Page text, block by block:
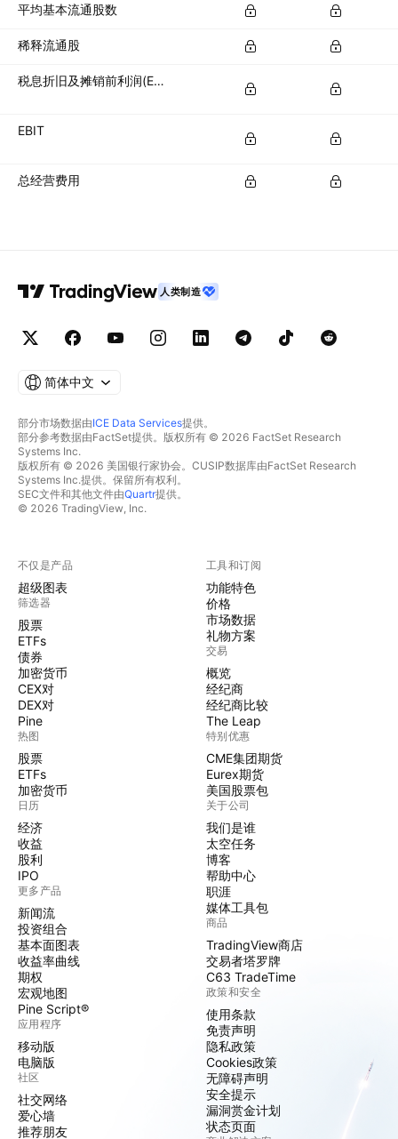
平均基本流通股数
稀释流通股
税息折旧及摊销前利润(EBITDA)
EBIT
总经营费用
人类制造
简体中文
部分市场数据由ICE Data Services提供。
部分参考数据由FactSet提供。版权所有 © 2026 FactSet Research
Systems Inc.
版权所有 © 2026 美国银行家协会。CUSIP数据库由FactSet Research
Systems Inc.提供。保留所有权利。
SEC文件和其他文件由Quartr提供。
© 2026 TradingView, Inc.
不仅是产品
超级图表
筛选器
股票
ETFs
债券
加密货币
CEX对
DEX对
Pine
热图
股票
ETFs
加密货币
日历
经济
收益
股利
IPO
更多产品
新闻流
投资组合
基本面图表
收益率曲线
期权
宏观地图
Pine Script®
应用程序
移动版
电脑版
社区
社交网络
爱心墙
推荐朋友
工具和订阅
功能特色
价格
市场数据
礼物方案
交易
概览
经纪商
经纪商比较
The Leap
特别优惠
CME集团期货
Eurex期货
美国股票包
关于公司
我们是谁
太空任务
博客
帮助中心
职涯
媒体工具包
商品
TradingView商店
交易者塔罗牌
C63 TradeTime
政策和安全
使用条款
免责声明
隐私政策
Cookies政策
无障碍声明
安全提示
漏洞赏金计划
状态页面